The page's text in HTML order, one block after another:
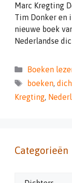
Marc Kregting
Tim Donker en
nieuwe boek
Nederlandse
Categorieën
Boeken
Tags
boeken,
Kregting,
Categorieën
Categorieën